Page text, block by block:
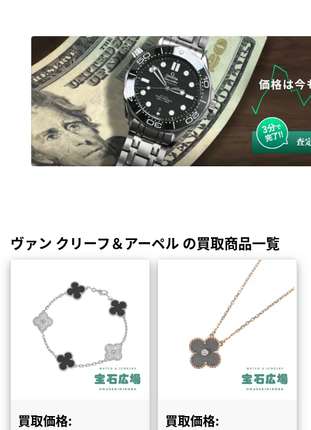
ヴァン クリーフ＆アーペル の買取商品一覧
買取価格: 買取価格: